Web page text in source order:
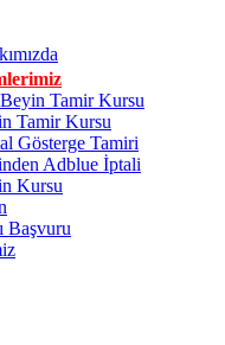
Tamir Kursu
Tamir Kursu
Gösterge Tamiri
Adblue İptali
Kursu
Başvuru